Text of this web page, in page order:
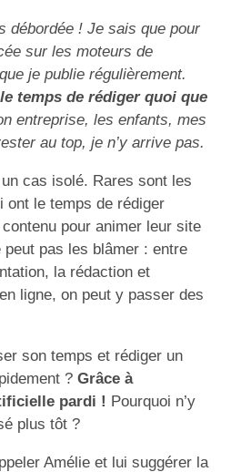
débordée ! Je sais que pour
sur les moteurs de
je publie régulièrement.
temps de rédiger quoi que
entreprise, les enfants, mes
au top, je n’y arrive pas.
cas isolé. Rares sont les
ont le temps de rédiger
pour animer leur site
peut pas les blâmer : entre
la rédaction et
ligne, on peut y passer des
son temps et rédiger un
? Grâce à
pardi ! Pourquoi n’y
plus tôt ?
Amélie et lui suggérer la